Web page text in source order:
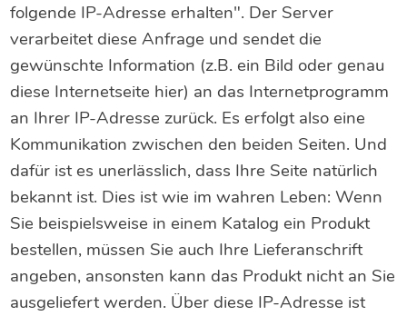
folgende IP-Adresse erhalten". Der Server
verarbeitet diese Anfrage und sendet die
gewünschte Information (z.B. ein Bild oder genau
diese Internetseite hier) an das Internetprogramm
an Ihrer IP-Adresse zurück. Es erfolgt also eine
Kommunikation zwischen den beiden Seiten. Und
dafür ist es unerlässlich, dass Ihre Seite natürlich
bekannt ist. Dies ist wie im wahren Leben: Wenn
Sie beispielsweise in einem Katalog ein Produkt
bestellen, müssen Sie auch Ihre Lieferanschrift
angeben, ansonsten kann das Produkt nicht an Sie
ausgeliefert werden. Über diese IP-Adresse ist